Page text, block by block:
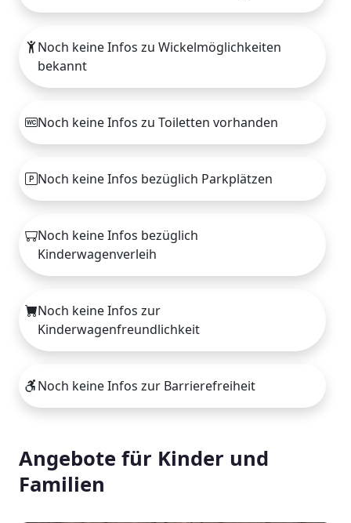
Noch keine Infos zu Wickelmöglichkeiten
bekannt
Noch keine Infos zu Toiletten vorhanden
Noch keine Infos bezüglich Parkplätzen
Noch keine Infos bezüglich
Kinderwagenverleih
Noch keine Infos zur
Kinderwagenfreundlichkeit
Noch keine Infos zur Barrierefreiheit
Angebote für Kinder und
Familien